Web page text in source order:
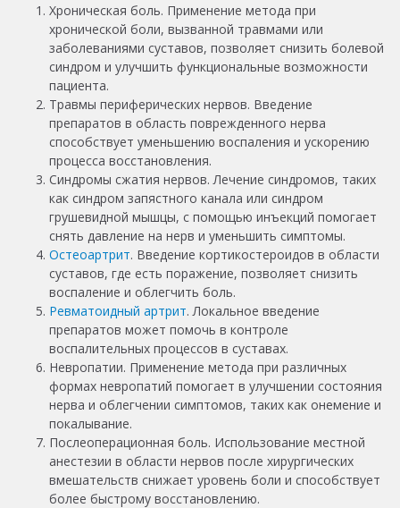
Хроническая боль. Применение метода при
хронической боли, вызванной травмами или
заболеваниями суставов, позволяет снизить болевой
синдром и улучшить функциональные возможности
пациента.
Травмы периферических нервов. Введение
препаратов в область поврежденного нерва
способствует уменьшению воспаления и ускорению
процесса восстановления.
Синдромы сжатия нервов. Лечение синдромов, таких
как синдром запястного канала или синдром
грушевидной мышцы, с помощью инъекций помогает
снять давление на нерв и уменьшить симптомы.
Остеоартрит. Введение кортикостероидов в области
суставов, где есть поражение, позволяет снизить
воспаление и облегчить боль.
Ревматоидный артрит. Локальное введение
препаратов может помочь в контроле
воспалительных процессов в суставах.
Невропатии. Применение метода при различных
формах невропатий помогает в улучшении состояния
нерва и облегчении симптомов, таких как онемение и
покалывание.
Послеоперационная боль. Использование местной
анестезии в области нервов после хирургических
вмешательств снижает уровень боли и способствует
более быстрому восстановлению.